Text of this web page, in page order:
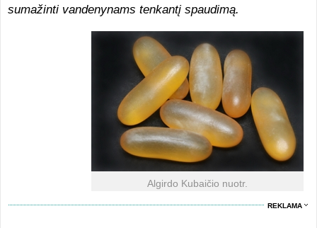
sumažinti vandenynams tenkantį spaudimą.
Algirdo Kubaičio nuotr.
REKLAMA